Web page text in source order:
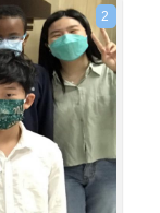
2